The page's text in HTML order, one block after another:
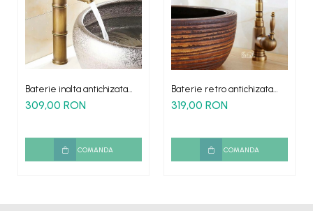
Baterie inalta antichizata
retro bambus Soweto
montare blat
309,00 RON
COMANDA
Baterie retro antichizata
montare blat chiuveta Quito
319,00 RON
COMANDA